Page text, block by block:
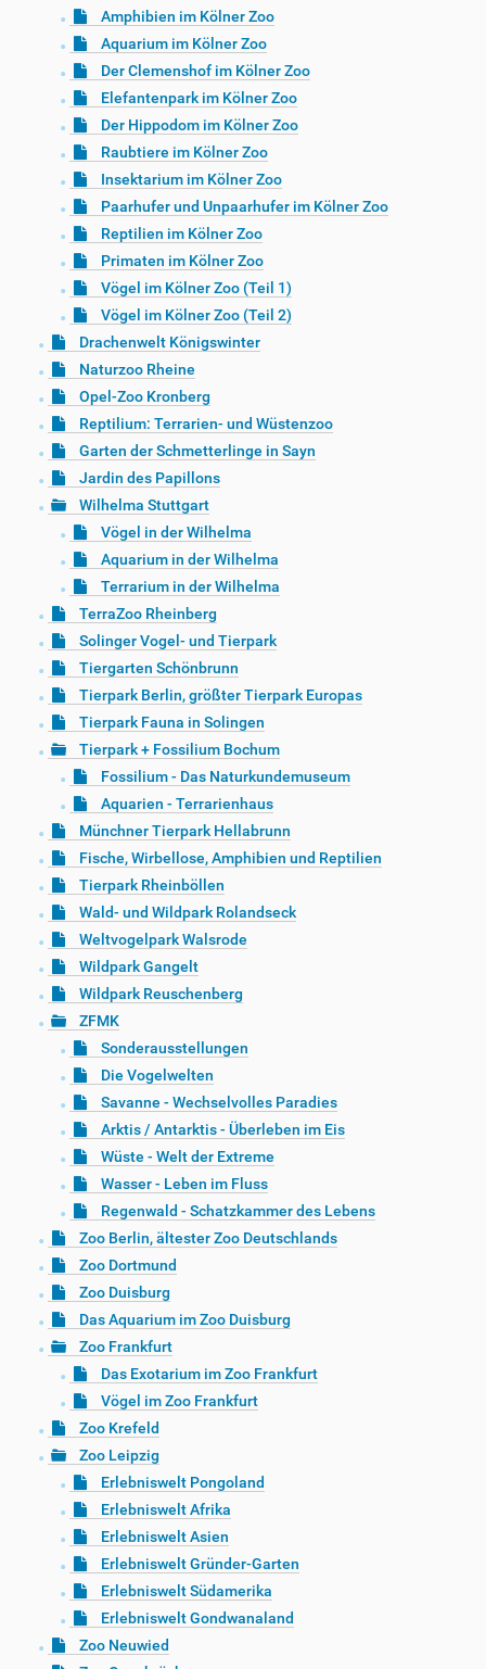
Amphibien im Kölner Zoo
Aquarium im Kölner Zoo
Der Clemenshof im Kölner Zoo
Elefantenpark im Kölner Zoo
Der Hippodom im Kölner Zoo
Raubtiere im Kölner Zoo
Insektarium im Kölner Zoo
Paarhufer und Unpaarhufer im Kölner Zoo
Reptilien im Kölner Zoo
Primaten im Kölner Zoo
Vögel im Kölner Zoo (Teil 1)
Vögel im Kölner Zoo (Teil 2)
Drachenwelt Königswinter
Naturzoo Rheine
Opel-Zoo Kronberg
Reptilium: Terrarien- und Wüstenzoo
Garten der Schmetterlinge in Sayn
Jardin des Papillons
Wilhelma Stuttgart
Vögel in der Wilhelma
Aquarium in der Wilhelma
Terrarium in der Wilhelma
TerraZoo Rheinberg
Solinger Vogel- und Tierpark
Tiergarten Schönbrunn
Tierpark Berlin, größter Tierpark Europas
Tierpark Fauna in Solingen
Tierpark + Fossilium Bochum
Fossilium - Das Naturkundemuseum
Aquarien - Terrarienhaus
Münchner Tierpark Hellabrunn
Fische, Wirbellose, Amphibien und Reptilien
Tierpark Rheinböllen
Wald- und Wildpark Rolandseck
Weltvogelpark Walsrode
Wildpark Gangelt
Wildpark Reuschenberg
ZFMK
Sonderausstellungen
Die Vogelwelten
Savanne - Wechselvolles Paradies
Arktis / Antarktis - Überleben im Eis
Wüste - Welt der Extreme
Wasser - Leben im Fluss
Regenwald - Schatzkammer des Lebens
Zoo Berlin, ältester Zoo Deutschlands
Zoo Dortmund
Zoo Duisburg
Das Aquarium im Zoo Duisburg
Zoo Frankfurt
Das Exotarium im Zoo Frankfurt
Vögel im Zoo Frankfurt
Zoo Krefeld
Zoo Leipzig
Erlebniswelt Pongoland
Erlebniswelt Afrika
Erlebniswelt Asien
Erlebniswelt Gründer-Garten
Erlebniswelt Südamerika
Erlebniswelt Gondwanaland
Zoo Neuwied